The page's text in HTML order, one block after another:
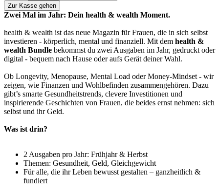
Zur Kasse gehen
Zwei Mal im Jahr: Dein health & wealth Moment.
health & wealth ist das neue Magazin für Frauen, die in sich selbst
investieren - körperlich, mental und finanziell. Mit dem health &
wealth Bundle bekommst du zwei Ausgaben im Jahr, gedruckt oder
digital - bequem nach Hause oder aufs Gerät deiner Wahl.
Ob Longevity, Menopause, Mental Load oder Money-Mindset - wir
zeigen, wie Finanzen und Wohlbefinden zusammengehören. Dazu
gibt’s smarte Gesundheitstrends, clevere Investitionen und
inspirierende Geschichten von Frauen, die beides ernst nehmen: sich
selbst und ihr Geld.
Was ist drin?
2 Ausgaben pro Jahr: Frühjahr & Herbst
Themen: Gesundheit, Geld, Gleichgewicht
Für alle, die ihr Leben bewusst gestalten – ganzheitlich &
fundiert